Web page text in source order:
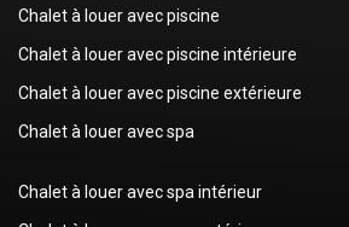
Chalet à louer avec piscine
Chalet à louer avec piscine intérieure
Chalet à louer avec piscine extérieure
Chalet à louer avec spa
Chalet à louer avec spa intérieur